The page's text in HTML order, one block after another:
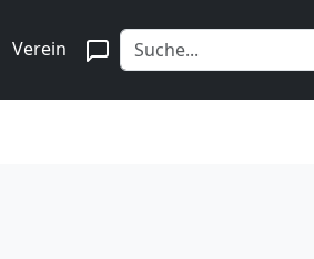
Verein